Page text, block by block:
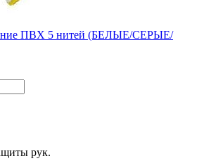
ПВХ 5 нитей (БЕЛЫЕ/СЕРЫЕ/
рук.